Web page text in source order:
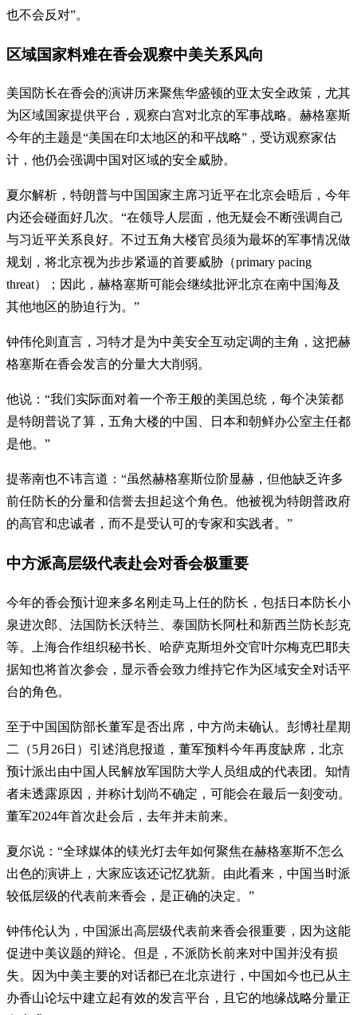
也不会反对”。
区域国家料难在香会观察中美关系风向
美国防长在香会的演讲历来聚焦华盛顿的亚太安全政策，尤其
为区域国家提供平台，观察白宫对北京的军事战略。赫格塞斯
今年的主题是“美国在印太地区的和平战略”，受访观察家估
计，他仍会强调中国对区域的安全威胁。
夏尔解析，特朗普与中国国家主席习近平在北京会晤后，今年
内还会碰面好几次。“在领导人层面，他无疑会不断强调自己
与习近平关系良好。不过五角大楼官员须为最坏的军事情况做
规划，将北京视为步步紧逼的首要威胁（primary pacing
threat）；因此，赫格塞斯可能会继续批评北京在南中国海及
其他地区的胁迫行为。”
钟伟伦则直言，习特才是为中美安全互动定调的主角，这把赫
格塞斯在香会发言的分量大大削弱。
他说：“我们实际面对着一个帝王般的美国总统，每个决策都
是特朗普说了算，五角大楼的中国、日本和朝鲜办公室主任都
是他。”
提蒂南也不讳言道：“虽然赫格塞斯位阶显赫，但他缺乏许多
前任防长的分量和信誉去担起这个角色。他被视为特朗普政府
的高官和忠诚者，而不是受认可的专家和实践者。”
中方派高层级代表赴会对香会极重要
今年的香会预计迎来多名刚走马上任的防长，包括日本防长小
泉进次郎、法国防长沃特兰、泰国防长阿杜和新西兰防长彭克
等。上海合作组织秘书长、哈萨克斯坦外交官叶尔梅克巴耶夫
据知也将首次参会，显示香会致力维持它作为区域安全对话平
台的角色。
至于中国国防部长董军是否出席，中方尚未确认。彭博社星期
二（5月26日）引述消息报道，董军预料今年再度缺席，北京
预计派出由中国人民解放军国防大学人员组成的代表团。知情
者未透露原因，并称计划尚不确定，可能会在最后一刻变动。
董军2024年首次赴会后，去年并未前来。
夏尔说：“全球媒体的镁光灯去年如何聚焦在赫格塞斯不怎么
出色的演讲上，大家应该还记忆犹新。由此看来，中国当时派
较低层级的代表前来香会，是正确的决定。”
钟伟伦认为，中国派出高层级代表前来香会很重要，因为这能
促进中美议题的辩论。但是，不派防长前来对中国并没有损
失。因为中美主要的对话都已在北京进行，中国如今也已从主
办香山论坛中建立起有效的发言平台，且它的地缘战略分量正